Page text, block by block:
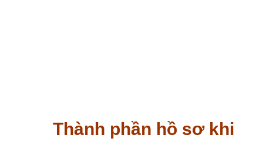
Thành phần hồ sơ khi